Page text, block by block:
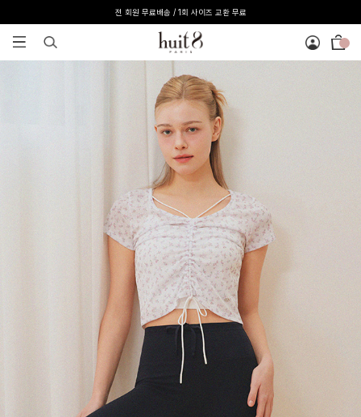
전 회원 무료배송 / 1회 사이즈 교환 무료